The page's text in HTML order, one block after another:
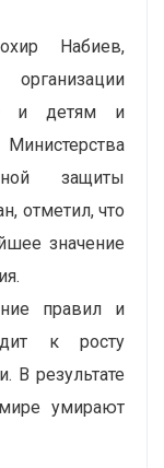
Набиев,
и детям и
защиты
отметил, что
значение
правил и
к росту
В результате
умирают